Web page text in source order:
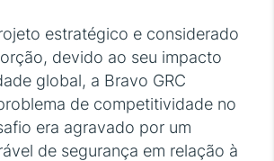
estratégico e considerado
devido ao seu impacto
global, a Bravo GRC
de competitividade no
era agravado por um
de segurança em relação à